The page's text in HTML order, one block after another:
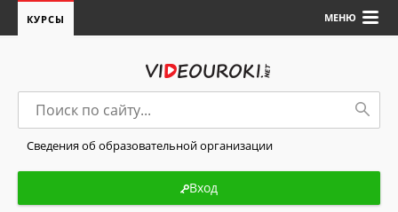
МЕНЮ
КУРСЫ
Сведения об образовательной организации
Вход